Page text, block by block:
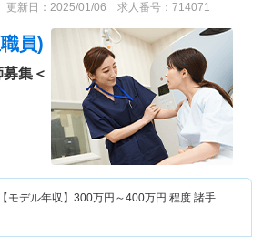
更新日：2025/01/06 求人番号：714071
員)
集＜
デル年収】 300万円～400万円 程度 諸手